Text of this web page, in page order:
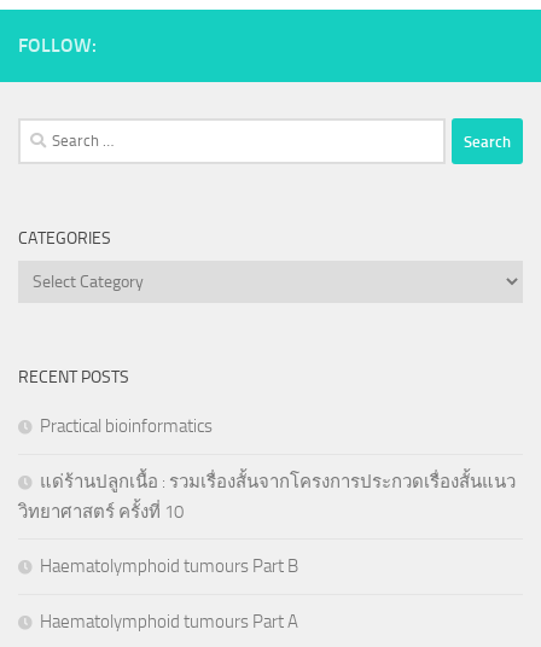
FOLLOW:
Search
for:
CATEGORIES
Categories
RECENT POSTS
Practical bioinformatics
แด่ร้านปลูกเนื้อ : รวมเรื่องสั้นจากโครงการประกวดเรื่องสั้นแนว
วิทยาศาสตร์ ครั้งที่ 10
Haematolymphoid tumours Part B
Haematolymphoid tumours Part A